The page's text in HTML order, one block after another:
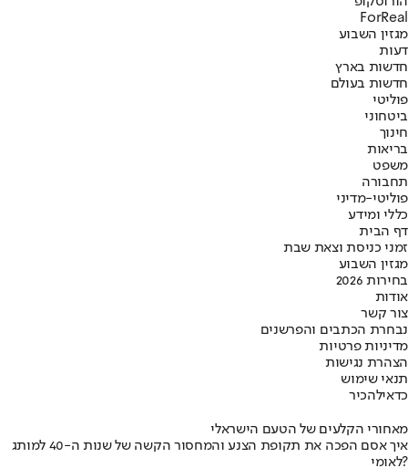
ForReal
מגזין השבוע
דעות
חדשות בארץ
חדשות בעולם
פוליטי
ביטחוני
חינוך
בריאות
משפט
תחבורה
פוליטי-מדיני
כללי ומידע
דף הבית
זמני כניסת וצאת שבת
מגזין השבוע
בחירות 2026
אודות
צור קשר
נבחרת הכתבים והפרשנים
מדיניות פרטיות
הצהרת נגישות
תנאי שימוש
כדאילהכיר
מאחורי הקלעים של הטעם הישראלי
איך אסם הפכה את תקופת הצנע והמחסור הקשה של שנות ה-40 למותג
לאומי?